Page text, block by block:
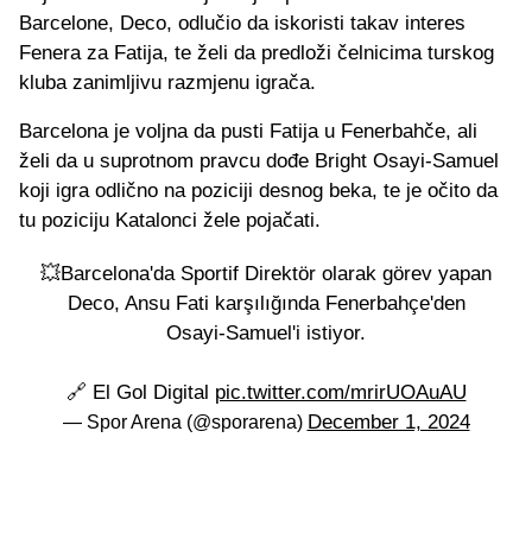
Barcelone, Deco, odlučio da iskoristi takav interes
Fenera za Fatija, te želi da predloži čelnicima turskog
kluba zanimljivu razmjenu igrača.
Barcelona je voljna da pusti Fatija u Fenerbahče, ali
želi da u suprotnom pravcu dođe Bright Osayi-Samuel
koji igra odlično na poziciji desnog beka, te je očito da
tu poziciju Katalonci žele pojačati.
💥Barcelona'da Sportif Direktör olarak görev yapan
Deco, Ansu Fati karşılığında Fenerbahçe'den
Osayi-Samuel'i istiyor.
🔗 El Gol Digital pic.twitter.com/mrirUOAuAU
— Spor Arena (@sporarena) December 1, 2024